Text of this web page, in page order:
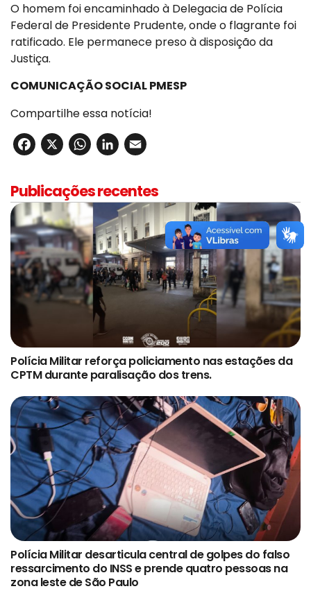
O homem foi encaminhado à Delegacia de Polícia
Federal de Presidente Prudente, onde o flagrante foi
ratificado. Ele permanece preso à disposição da
Justiça.
COMUNICAÇÃO SOCIAL PMESP
Compartilhe essa notícia!
Facebook
X WhatsApp
LinkedIn
Publicações recentes
Polícia Militar reforça policiamento nas estações da
CPTM durante paralisação dos trens.
Polícia Militar desarticula central de golpes do falso
ressarcimento do INSS e prende quatro pessoas na
zona leste de São Paulo